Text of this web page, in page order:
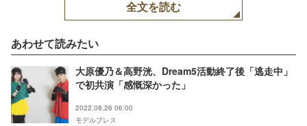
全文を読む
あわせて読みたい
大原優乃＆高野洸、Dream5活動終了後「逃走中」
で初共演「感慨深かった」
2022.08.26 06:00
モデルプレス